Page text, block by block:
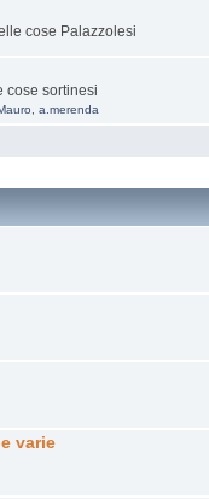
cose Palazzolesi
cose sortinesi
a.merenda
varie